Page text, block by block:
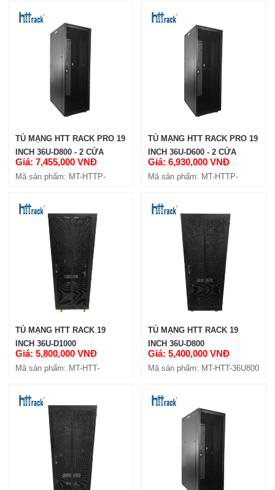
TỦ MẠNG HTT RACK PRO 19
INCH 36U-D800 - 2 CỬA
HÔNG
Giá: 7,455,000 VNĐ
Mã sản phẩm: MT-HTTP-
TỦ MẠNG HTT RACK PRO 19
INCH 36U-D600 - 2 CỬA
HÔNG
Giá: 6,930,000 VNĐ
Mã sản phẩm: MT-HTTP-
TỦ MẠNG HTT RACK 19
INCH 36U-D1000
Giá: 5,800,000 VNĐ
Mã sản phẩm: MT-HTT-
TỦ MẠNG HTT RACK 19
INCH 36U-D800
Giá: 5,400,000 VNĐ
Mã sản phẩm: MT-HTT-36U800